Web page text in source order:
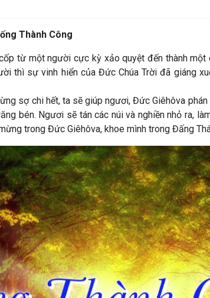
Thành Công
từ một người cực kỳ xảo quyệt đến thành
thì sự vinh hiển của Đức Chúa Trời đã giáng
sợ chi hết, ta sẽ giúp ngươi, Đức Giêhôva
bén. Ngươi sẽ tán các núi và nghiền nhỏ ra,
trong Đức Giêhôva, khoe mình trong Đấng